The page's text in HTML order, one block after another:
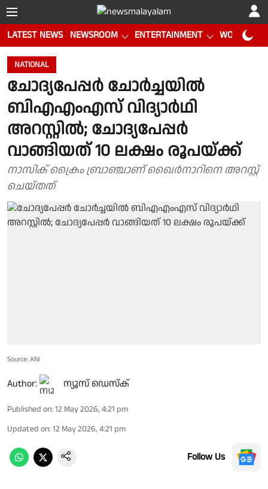
LATEST NEWS NEWSROOM ENTERTAINMENT WORLD CUP
NATIONAL
ചോദ്യപേപ്പർ ചോർച്ചയിൽ
ബിഎഎംഎസ് വിദ്യാർഥി
അറസ്റ്റിൽ; ചോദ്യപേപ്പർ
വാങ്ങിയത് 10 ലക്ഷം രൂപയ്ക്ക്
നാസിക് ക്രൈം ബ്രാഞ്ചാണ് ഖൈർനാറിനെ അറസ്റ്റ്
ചെയ്തത്
Source: ANI
Author: ന്യൂസ് ഡെസ്ക്
Published on: 12 May 2026, 4:21 pm
Updated on: 12 May 2026, 4:21 pm
Follow Us